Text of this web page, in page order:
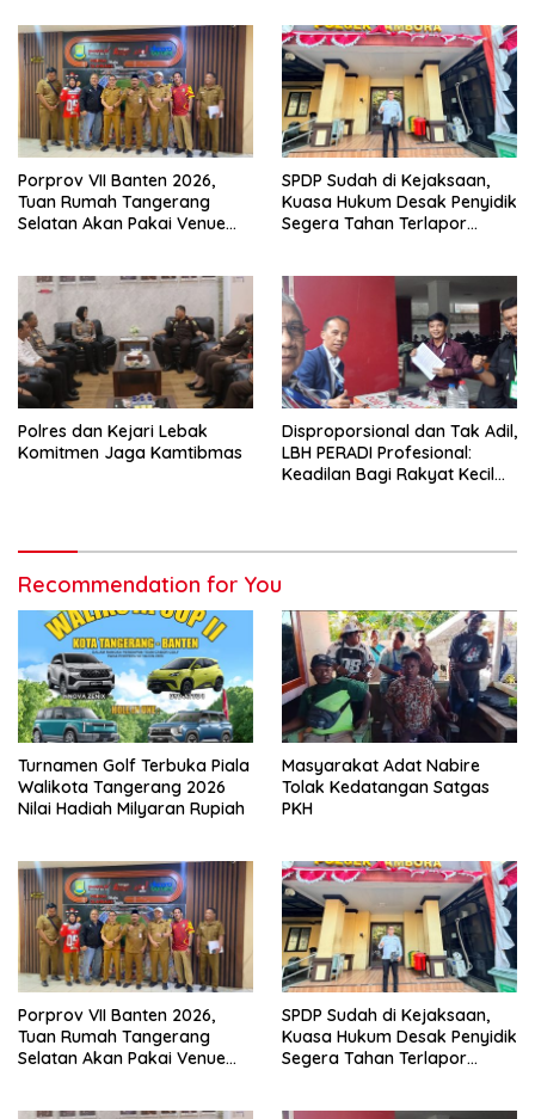
Porprov VII Banten 2026,
Tuan Rumah Tangerang
Selatan Akan Pakai Venue
SPDP Sudah di Kejaksaan,
Kuasa Hukum Desak Penyidik
Segera Tahan Terlapor
Polres dan Kejari Lebak
Komitmen Jaga Kamtibmas
Disproporsional dan Tak Adil,
LBH PERADI Profesional:
Keadilan Bagi Rakyat Kecil
Recommendation for You
Turnamen Golf Terbuka Piala
Walikota Tangerang 2026
Nilai Hadiah Milyaran Rupiah
Masyarakat Adat Nabire
Tolak Kedatangan Satgas
PKH
Porprov VII Banten 2026,
Tuan Rumah Tangerang
Selatan Akan Pakai Venue
SPDP Sudah di Kejaksaan,
Kuasa Hukum Desak Penyidik
Segera Tahan Terlapor